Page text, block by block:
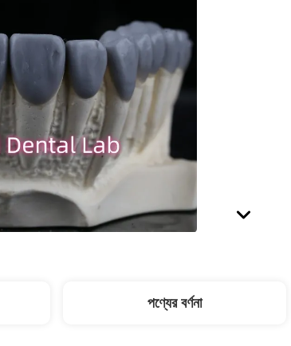
পণ্যের বর্ণনা